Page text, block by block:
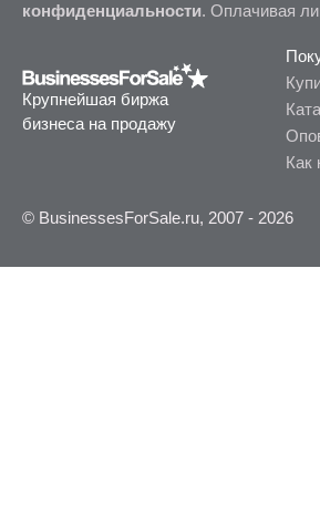
конфиденциальности. Оплачивая
Крупнейшая биржа
бизнеса на продажу
Как
© BusinessesForSale.ru, 2007 - 2026